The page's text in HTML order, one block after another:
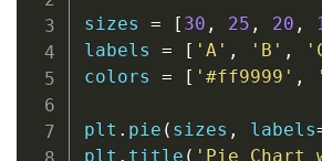
sizes = [ 30 , 25 , 20 ,
labels = [ 'A' , 'B' ,
colors = [ '#ff9999' ,
plt . pie ( sizes , labels
plt . title ( 'Pie Chart